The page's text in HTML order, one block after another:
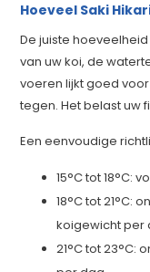
Hoeveel Saki
De juiste
van uw koi, de
voeren lijkt goed
tegen. Het belast uw
Een eenvoudige
15°C tot 18°C:
18°C tot 21°C:
koigewicht per
21°C tot 23°C: